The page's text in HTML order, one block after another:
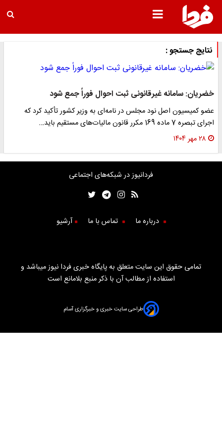
نتایج جستجو :
خضریان: سامانه غیرقانونی ثبت احوال فوراً جمع شود
عضو کمیسیون اصل نود مجلس در نامه‌ای به وزیر کشور تأکید کرد که
اجرای تبصره 7 ماده 169 مکرر قانون مالیات‌های مستقیم باید…
۲۸ مهر ۱۴۰۴
فردانیوز در شبکه‌های اجتماعی
درباره ما تماس با ما آرشیو
تمامی حقوق این سایت متعلق به پایگاه خبری فردا نیوز میباشد و
استفاده از مطالب آن با ذکر منبع بلامانع است
طراحی سایت خبری و خبرگزاری آسام